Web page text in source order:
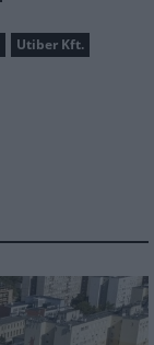
Utiber Kft.